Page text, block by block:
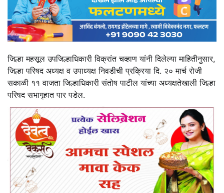
जिल्हा महसूल उपजिल्हाधिकारी विक्रांत चव्हाण यांनी दिलेल्या माहितीनुसार,
जिल्हा परिषद अध्यक्ष व उपाध्यक्ष निवडीची प्रक्रिया दि. २० मार्च रोजी
सकाळी ११ वाजता जिल्हाधिकारी संतोष पाटील यांच्या अध्यक्षतेखाली जिल्हा
परिषद सभागृहात पार पडेल.